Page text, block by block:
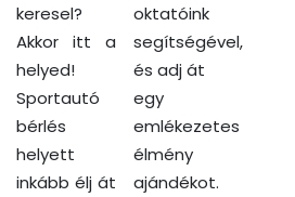
keresel?
Akkor itt a
helyed!
Sportautó
bérlés
helyett
inkább élj át
oktatóink
segítségével,
és adj át
egy
emlékezetes
élmény
ajándékot.